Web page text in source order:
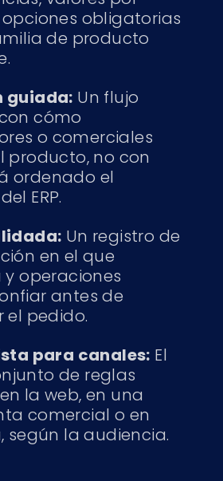
obligatorias
de producto
guiada: Un flujo
cómo
o comerciales
producto, no con
ordenado el
ERP.
Un registro de
en el que
y operaciones
antes de
el pedido.
para canales: El
de reglas
la web, en una
comercial o en
según la audiencia.